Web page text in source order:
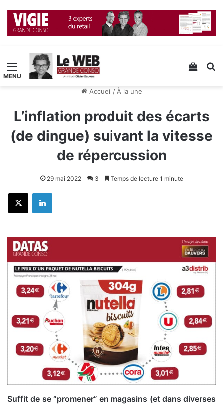
Menu Voir
Accueil / À la une
L’inflation produit des écarts
(de dingue) suivant la vitesse
de répercussion
29 mai 2022 3 Temps de lecture 1 minute
X Linkedin
Suffit de se “promener” en magasins (et dans diverses